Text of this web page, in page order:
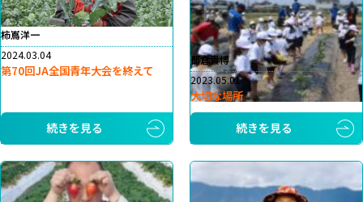
柿嶌洋一
2024.03.04
第70回JA全国青年大会を終えて
続きを見る
都倉貴博
2023.05.01
大切な場所
続きを見る